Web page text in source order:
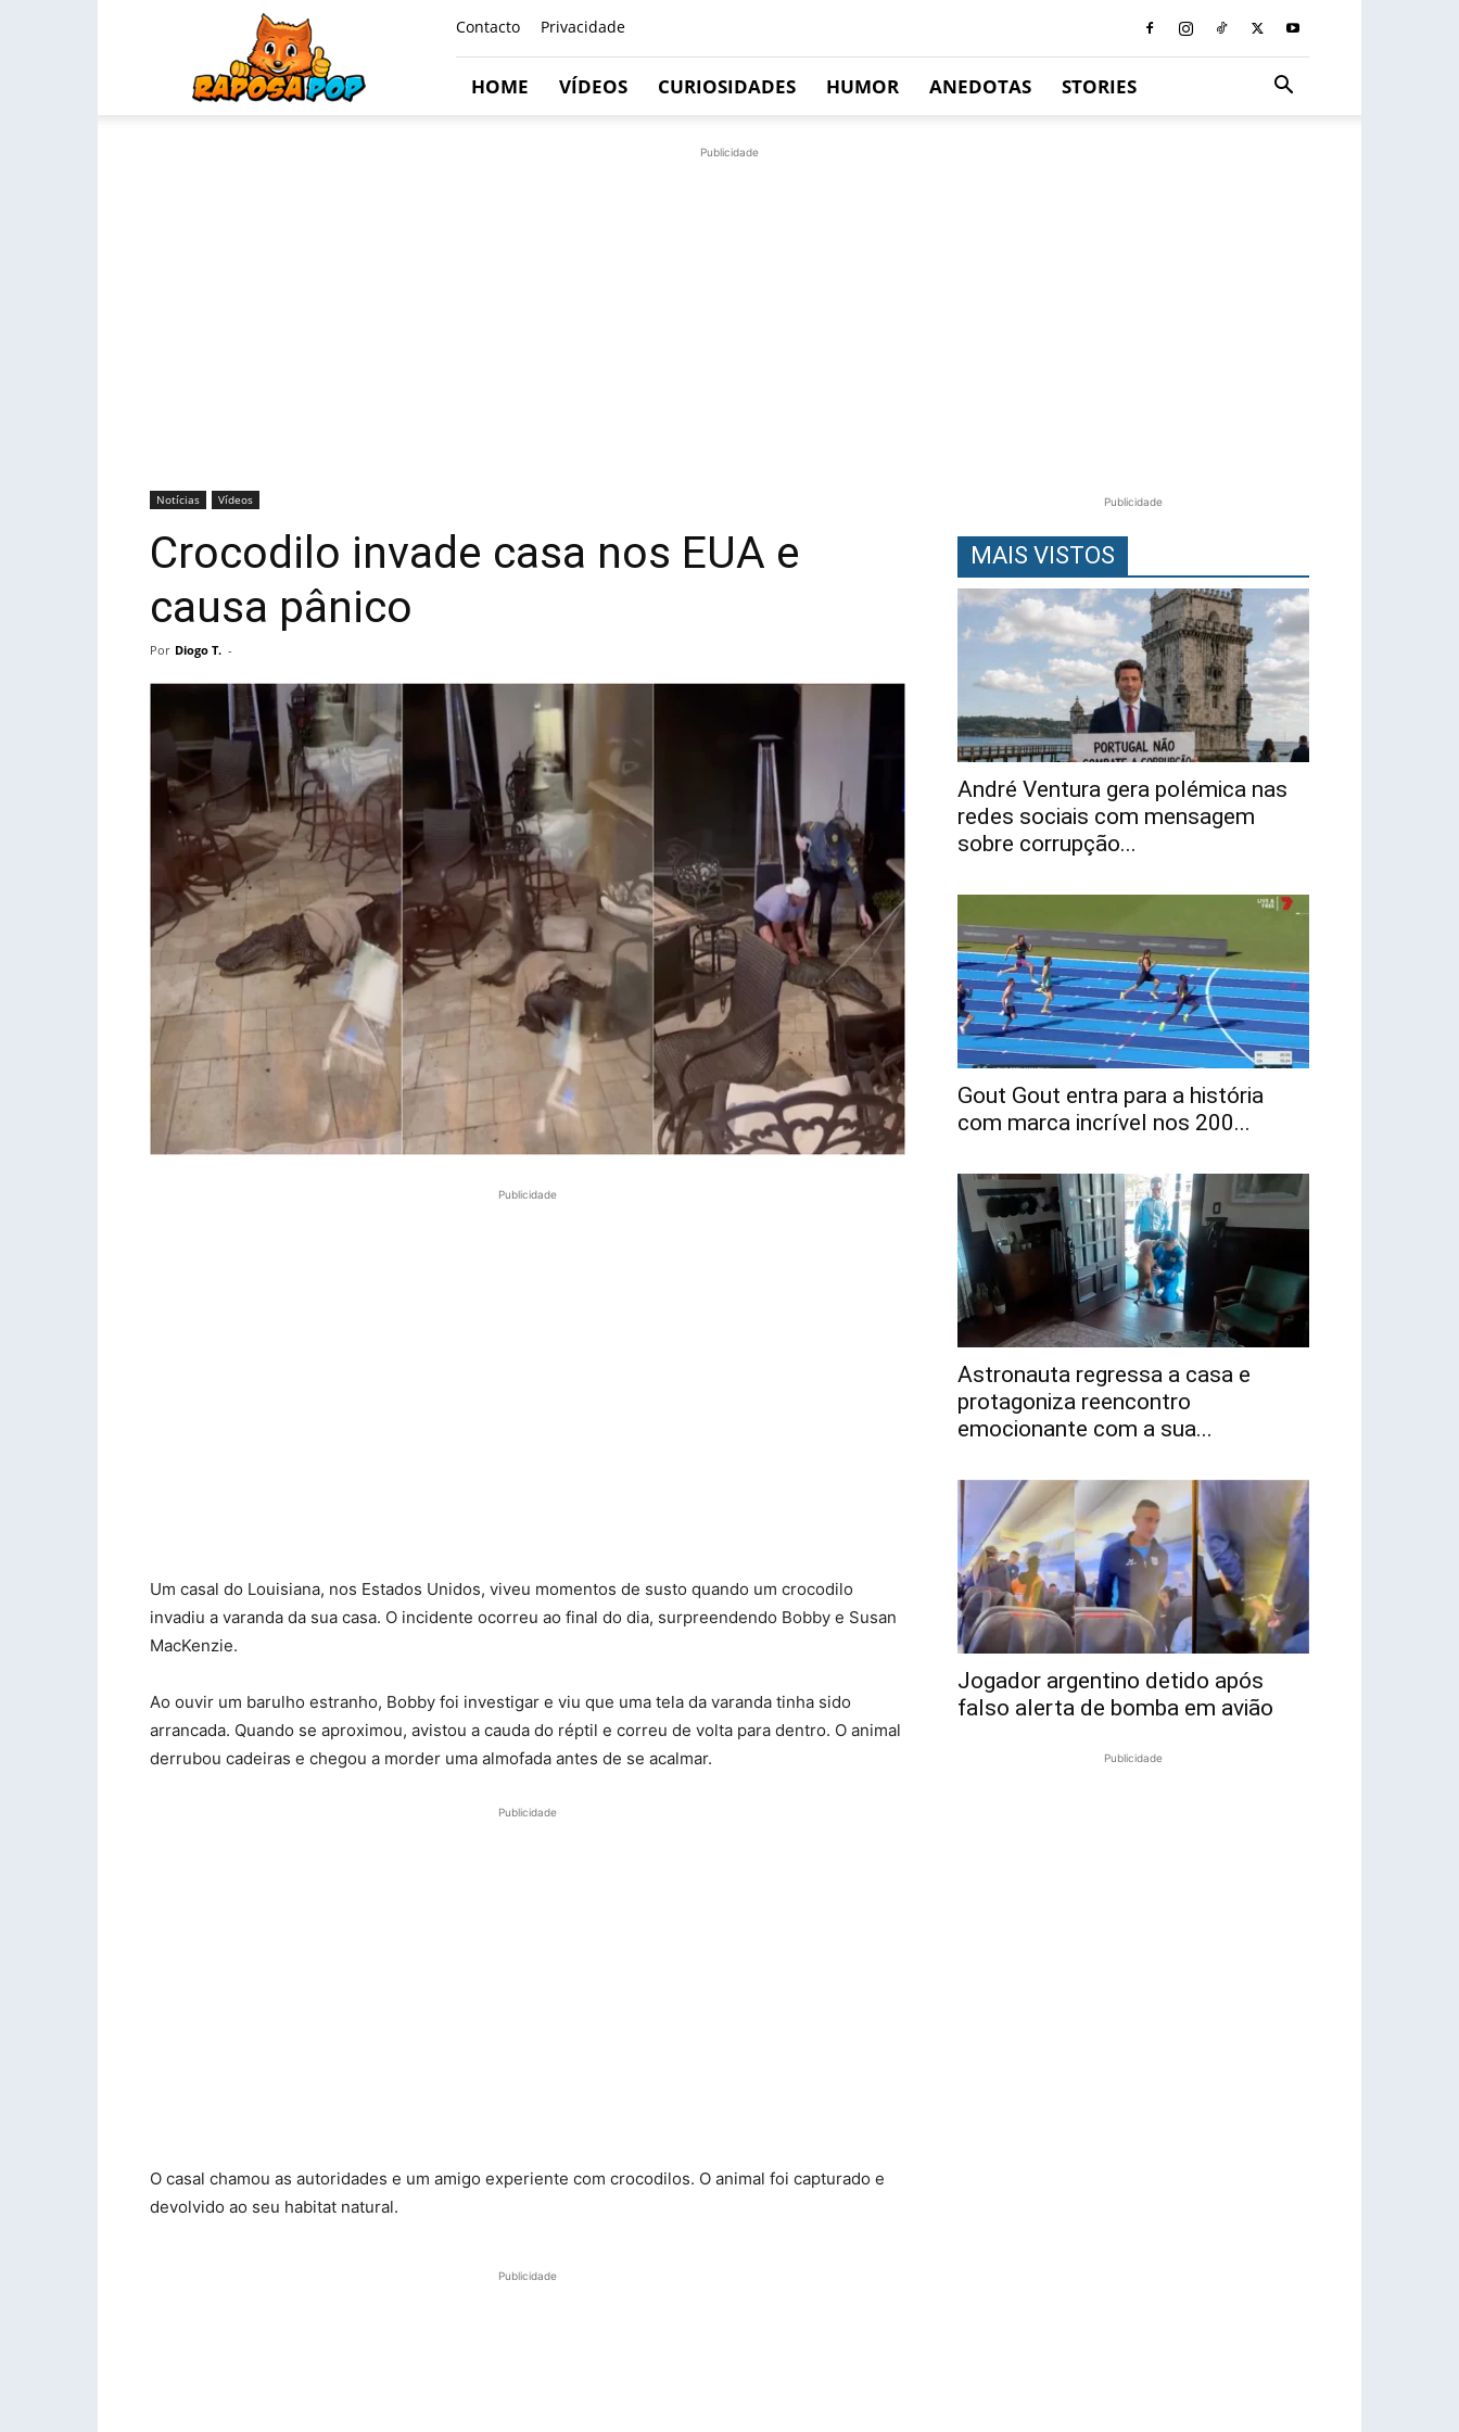
Contacto Privacidade
HOME VÍDEOS CURIOSIDADES HUMOR ANEDOTAS STORIES
Publicidade
Notícias Vídeos
Crocodilo invade casa nos EUA e
causa pânico
Por Diogo T. -
Publicidade
Um casal do Louisiana, nos Estados Unidos, viveu momentos de susto quando um crocodilo
invadiu a varanda da sua casa. O incidente ocorreu ao final do dia, surpreendendo Bobby e Susan
MacKenzie.
Ao ouvir um barulho estranho, Bobby foi investigar e viu que uma tela da varanda tinha sido
arrancada. Quando se aproximou, avistou a cauda do réptil e correu de volta para dentro. O animal
derrubou cadeiras e chegou a morder uma almofada antes de se acalmar.
Publicidade
O casal chamou as autoridades e um amigo experiente com crocodilos. O animal foi capturado e
devolvido ao seu habitat natural.
Publicidade
Publicidade
MAIS VISTOS
André Ventura gera polémica nas
redes sociais com mensagem
sobre corrupção...
Gout Gout entra para a história
com marca incrível nos 200...
Astronauta regressa a casa e
protagoniza reencontro
emocionante com a sua...
Jogador argentino detido após
falso alerta de bomba em avião
Publicidade